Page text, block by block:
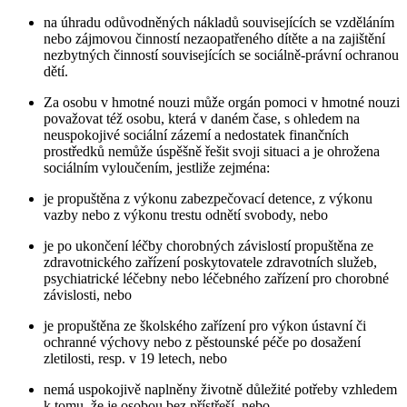
na úhradu odůvodněných nákladů souvisejících se vzděláním
nebo zájmovou činností nezaopatřeného dítěte a na zajištění
nezbytných činností souvisejících se sociálně-právní ochranou
dětí.
Za osobu v hmotné nouzi může orgán pomoci v hmotné nouzi
považovat též osobu, která v daném čase, s ohledem na
neuspokojivé sociální zázemí a nedostatek finančních
prostředků nemůže úspěšně řešit svoji situaci a je ohrožena
sociálním vyloučením, jestliže zejména:
je propuštěna z výkonu zabezpečovací detence, z výkonu
vazby nebo z výkonu trestu odnětí svobody, nebo
je po ukončení léčby chorobných závislostí propuštěna ze
zdravotnického zařízení poskytovatele zdravotních služeb,
psychiatrické léčebny nebo léčebného zařízení pro chorobné
závislosti, nebo
je propuštěna ze školského zařízení pro výkon ústavní či
ochranné výchovy nebo z pěstounské péče po dosažení
zletilosti, resp. v 19 letech, nebo
nemá uspokojivě naplněny životně důležité potřeby vzhledem